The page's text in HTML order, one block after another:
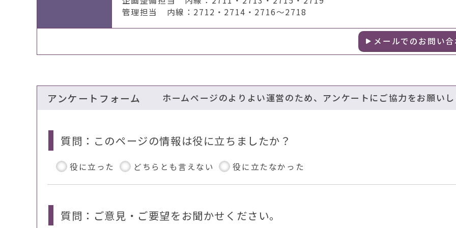
管理担当 内線：2712・2714・2716～2718
メールでのお問い合
アンケートフォーム ホームページのよりよい運営のため、アンケートにご協力をお願い
質問：このページの情報は役に立ちましたか？
役に立った どちらとも言えない 役に立たなかった
質問：ご意見・ご要望をお聞かせください。